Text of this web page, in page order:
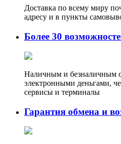
Доставка по всему миру
адресу и в пункты
Более 30
Наличным и безналичным
электронными деньгами,
сервисы и терминалы
Гарантия обмена и